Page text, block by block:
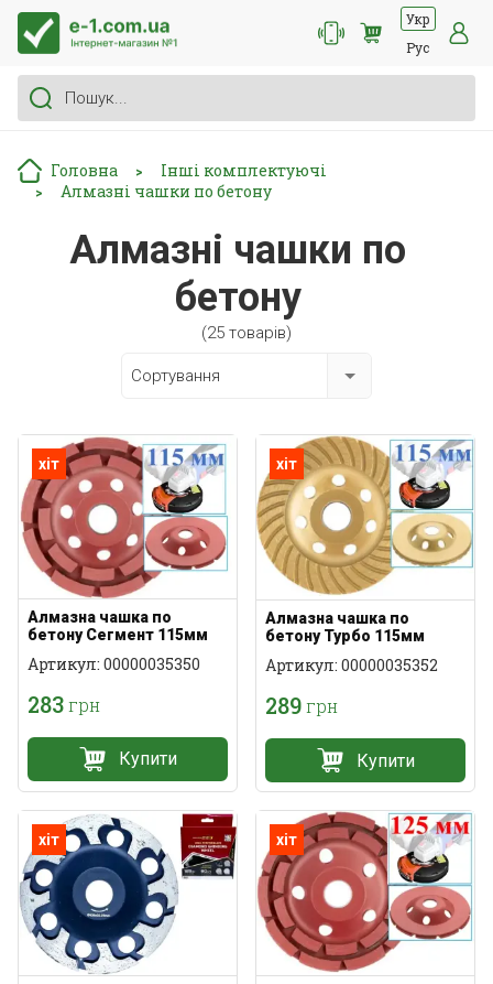
Укр
Рус
Головна > Інші комплектуючі
> Алмазні чашки по бетону
Алмазні чашки по
бетону
(25 товарів)
Сортування
хіт
Алмазна чашка по
бетону Сегмент 115мм
Артикул: 00000035350
283грн
Купити
хіт
Алмазна чашка по
бетону Турбо 115мм
Артикул: 00000035352
289грн
Купити
хіт хіт